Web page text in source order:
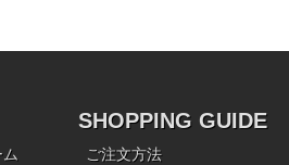
ム
SHOPPING GUIDE
ご注文方法